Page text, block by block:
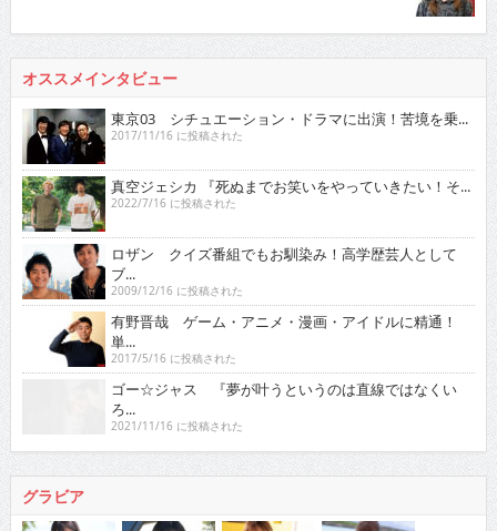
オススメインタビュー
東京03 シチュエーション・ドラマに出演！苦境を乗...
2017/11/16 に投稿された
真空ジェシカ 『死ぬまでお笑いをやっていきたい！そ...
2022/7/16 に投稿された
ロザン クイズ番組でもお馴染み！高学歴芸人として
ブ...
2009/12/16 に投稿された
有野晋哉 ゲーム・アニメ・漫画・アイドルに精通！
単...
2017/5/16 に投稿された
ゴー☆ジャス 『夢が叶うというのは直線ではなくい
ろ...
2021/11/16 に投稿された
グラビア